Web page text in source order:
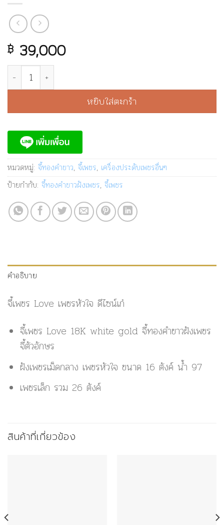
฿ 39,000
จำนวน จี้เพชร Love ชิ้น
หยิบใส่ตะกร้า
หมวดหมู่: จี้ทองคำขาว, จี้เพชร, เครื่องประดับเพชรอื่นๆ
ป้ายกำกับ: จี้ทองคำขาวฝังเพชร, จี้เพชร
คำอธิบาย
จี้เพชร Love เพชรหัวใจ ดีไซน์เก๋
จี้เพชร Love 18K white gold จี้ทองคำขาวฝังเพชร
จี้ตัวอักษร
ฝังเพชรเม็ดกลาง เพชรหัวใจ ขนาด 16 ตังค์ น้ำ 97
เพชรเล็ก รวม 26 ตังค์
สินค้าที่เกี่ยวข้อง